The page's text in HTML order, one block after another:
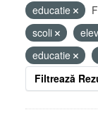
educatie
scoli
educatie
Filtrează